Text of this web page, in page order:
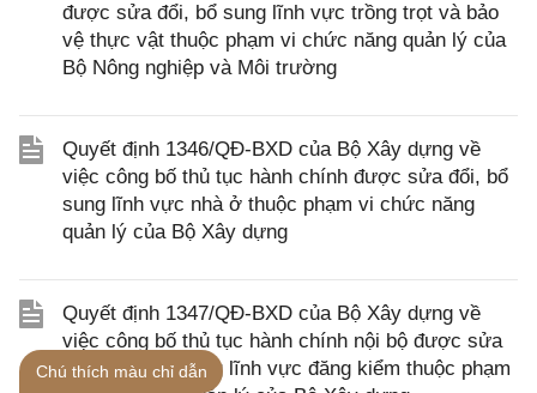
được sửa đổi, bổ sung lĩnh vực trồng trọt và bảo
vệ thực vật thuộc phạm vi chức năng quản lý của
Bộ Nông nghiệp và Môi trường
Quyết định 1346/QĐ-BXD của Bộ Xây dựng về
việc công bố thủ tục hành chính được sửa đổi, bổ
sung lĩnh vực nhà ở thuộc phạm vi chức năng
quản lý của Bộ Xây dựng
Quyết định 1347/QĐ-BXD của Bộ Xây dựng về
việc công bố thủ tục hành chính nội bộ được sửa
đổi, bổ sung trong lĩnh vực đăng kiểm thuộc phạm
Chú thích màu chỉ dẫn